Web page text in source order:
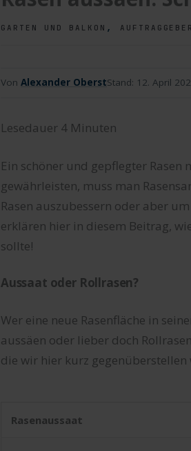
GARTEN UND BALKON , AUFTRAGGEBER
Von Alexander OberstStand: 12. April
Lesedauer 4 Minuten
Ein schöner und gepflegter
gewährleisten, muss man
Rasen auszubessern oder aber
erklären hier in diesem Beitrag,
sollte!
Aussaat oder Rollrasen?
Wer eine neue Rasenfläche in
aussäen oder lieber doch
die wir hier kurz gegenüberstellen
Rasenaussaat